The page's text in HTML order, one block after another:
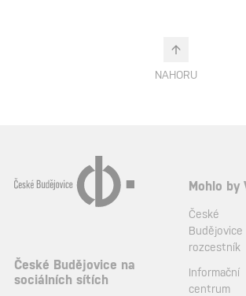
NAHORU
České Budějovice na
sociálních sítích
Mohlo by
České
Budějovice
rozcestník
Informační
centrum